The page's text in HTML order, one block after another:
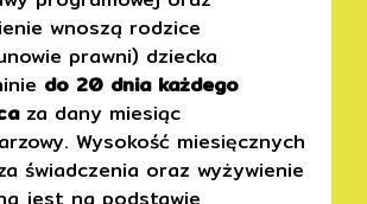
wnoszą rodzice
prawni) dziecka
do 20 dnia każdego
za dany miesiąc
Wysokość miesięcznych
świadczenia oraz wyżywienie